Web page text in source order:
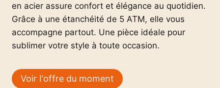
en acier assure confort et élégance au quotidien.
Grâce à une étanchéité de 5 ATM, elle vous
accompagne partout. Une pièce idéale pour
sublimer votre style à toute occasion.
Voir l'offre du moment